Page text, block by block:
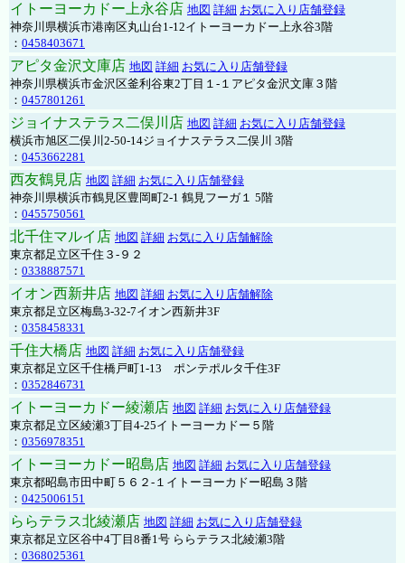
イトーヨーカドー上永谷店 地図 詳細 お気に入り店舗登録
神奈川県横浜市港南区丸山台1-12イトーヨーカドー上永谷3階
： 0458403671
アピタ金沢文庫店 地図 詳細 お気に入り店舗登録
神奈川県横浜市金沢区釜利谷東2丁目１-１アピタ金沢文庫３階
： 0457801261
ジョイナステラス二俣川店 地図 詳細 お気に入り店舗登録
横浜市旭区二俣川2-50-14ジョイナステラス二俣川 3階
： 0453662281
西友鶴見店 地図 詳細 お気に入り店舗登録
神奈川県横浜市鶴見区豊岡町2-1 鶴見フーガ１ 5階
： 0455750561
北千住マルイ店 地図 詳細 お気に入り店舗解除
東京都足立区千住３-９２
： 0338887571
イオン西新井店 地図 詳細 お気に入り店舗解除
東京都足立区梅島3-32-7イオン西新井3F
： 0358458331
千住大橋店 地図 詳細 お気に入り店舗登録
東京都足立区千住橋戸町1-13 ポンテポルタ千住3F
： 0352846731
イトーヨーカドー綾瀬店 地図 詳細 お気に入り店舗登録
東京都足立区綾瀬3丁目4-25イトーヨーカドー５階
： 0356978351
イトーヨーカドー昭島店 地図 詳細 お気に入り店舗登録
東京都昭島市田中町５６２-１イトーヨーカドー昭島３階
： 0425006151
ららテラス北綾瀬店 地図 詳細 お気に入り店舗登録
東京都足立区谷中4丁目8番1号 ららテラス北綾瀬3階
： 0368025361